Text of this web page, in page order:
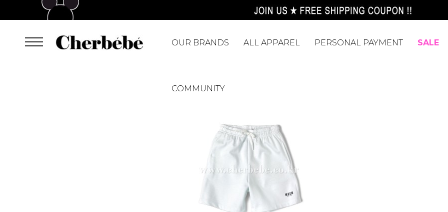
OUR BRANDS ALL APPAREL PERSONAL PAYMENT SALE
COMMUNITY